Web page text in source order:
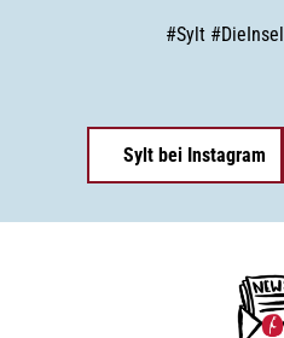
#Sylt #DieInsel
Sylt bei Instagram